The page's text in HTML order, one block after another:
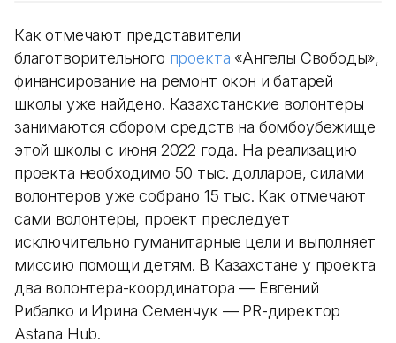
Как отмечают представители
благотворительного проекта «Ангелы Свободы»,
финансирование на ремонт окон и батарей
школы уже найдено. Казахстанские волонтеры
занимаются сбором средств на бомбоубежище
этой школы с июня 2022 года. На реализацию
проекта необходимо 50 тыс. долларов, силами
волонтеров уже собрано 15 тыс. Как отмечают
сами волонтеры, проект преследует
исключительно гуманитарные цели и выполняет
миссию помощи детям. В Казахстане у проекта
два волонтера-координатора — Евгений
Рибалко и Ирина Семенчук — PR-директор
Astana Hub.